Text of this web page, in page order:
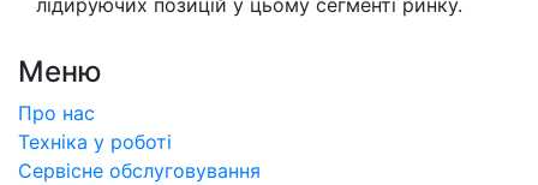
лідируючих позицій у цьому сегменті ринку.
Меню
Про нас
Техніка у роботі
Сервісне обслуговування